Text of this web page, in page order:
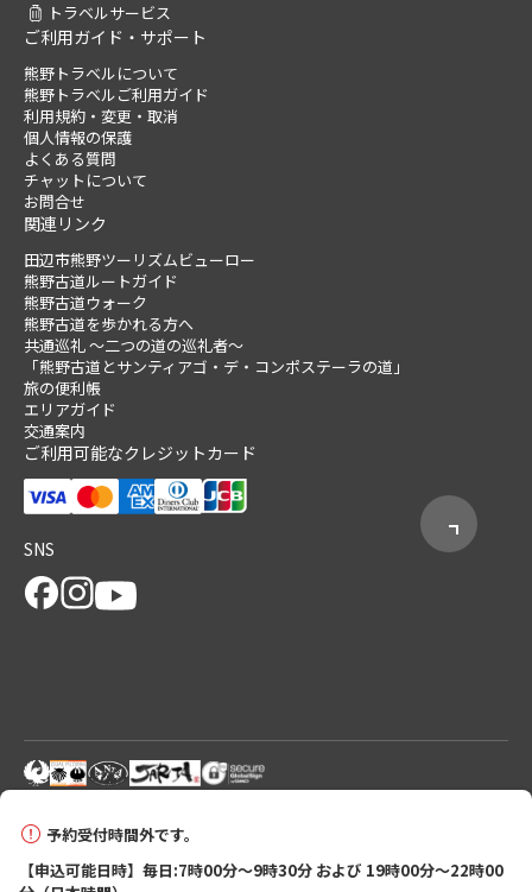
予約受付時間外です。
【申込可能日時】毎日:7時00分～9時30分 および 19時00分～22時00
トラベルサービス
ご利用ガイド・サポート
熊野トラベルについて
熊野トラベルご利用ガイド
利用規約・変更・取消
個人情報の保護
よくある質問
チャットについて
お問合せ
関連リンク
田辺市熊野ツーリズムビューロー
熊野古道ルートガイド
熊野古道ウォーク
熊野古道を歩かれる方へ
共通巡礼 ～二つの道の巡礼者～
「熊野古道とサンティアゴ・デ・コンポステーラの道」
旅の便利帳
エリアガイド
交通案内
ご利用可能なクレジットカード
SNS